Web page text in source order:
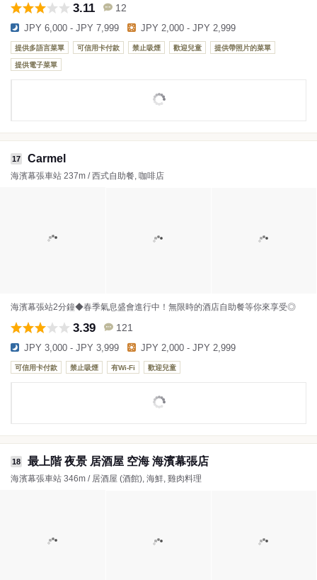
3.11 12
JPY 6,000 - JPY 7,999 JPY 2,000 - JPY 2,999
提供多語言菜單 可信用卡付款 禁止吸煙 歡迎兒童 提供帶照片的菜單
提供電子菜單
17 Carmel
海濱幕張車站 237m / 西式自助餐, 咖啡店
海濱幕張站2分鐘◆春季氣息盛會進行中！無限時的酒店自助餐等你來享受◎
3.39 121
JPY 3,000 - JPY 3,999 JPY 2,000 - JPY 2,999
可信用卡付款 禁止吸煙 有Wi-Fi 歡迎兒童
18 最上階 夜景 居酒屋 空海 海濱幕張店
海濱幕張車站 346m / 居酒屋 (酒館), 海鮮, 雞肉料理